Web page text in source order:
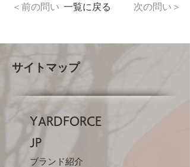
＜前の問い 一覧に戻る 次の問い＞
サイトマップ
YARDFORCE
JP​
ブランド紹介